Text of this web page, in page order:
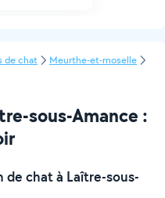
de chat
Meurthe-et-moselle
sous-Amance :
chat à Laître-sous-